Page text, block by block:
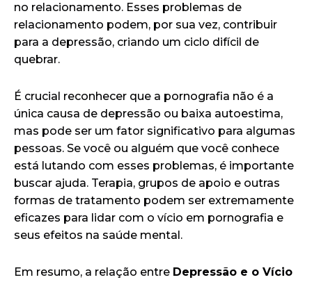
no relacionamento. Esses problemas de
relacionamento podem, por sua vez, contribuir
para a depressão, criando um ciclo difícil de
quebrar.
É crucial reconhecer que a pornografia não é a
única causa de depressão ou baixa autoestima,
mas pode ser um fator significativo para algumas
pessoas. Se você ou alguém que você conhece
está lutando com esses problemas, é importante
buscar ajuda. Terapia, grupos de apoio e outras
formas de tratamento podem ser extremamente
eficazes para lidar com o vício em pornografia e
seus efeitos na saúde mental.
Em resumo, a relação entre Depressão e o Vício